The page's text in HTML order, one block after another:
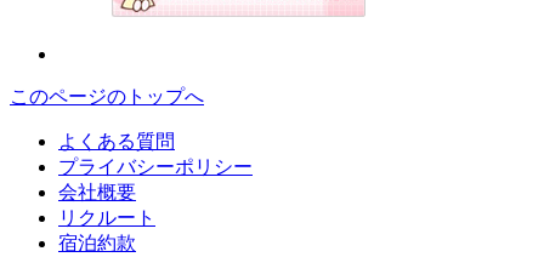
このページのトップへ
よくある質問
プライバシーポリシー
会社概要
リクルート
宿泊約款